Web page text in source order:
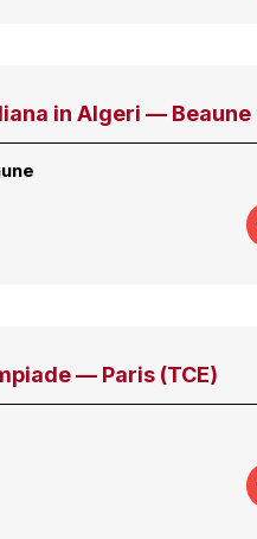
in Algeri — Beaune
— Paris (TCE)